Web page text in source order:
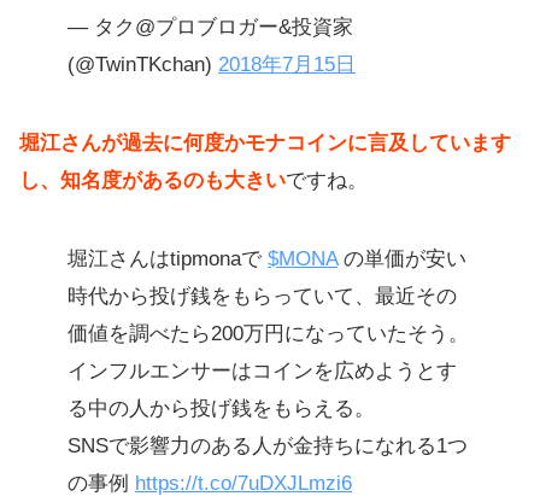
— タク@プロブロガー&投資家
(@TwinTKchan) 2018年7月15日
堀江さんが過去に何度かモナコインに言及しています
し、知名度があるのも大きいですね。
堀江さんはtipmonaで $MONAの単価が安い
時代から投げ銭をもらっていて、最近その
価値を調べたら200万円になっていたそう。
インフルエンサーはコインを広めようとす
る中の人から投げ銭をもらえる。
SNSで影響力のある人が金持ちになれる1つ
の事例 https://t.co/7uDXJLmzi6